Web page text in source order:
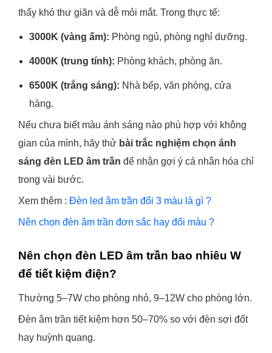
thấy khó thư giãn và dễ mỏi mắt. Trong thực tế:
3000K (vàng ấm): Phòng ngủ, phòng nghỉ dưỡng.
4000K (trung tính): Phòng khách, phòng ăn.
6500K (trắng sáng): Nhà bếp, văn phòng, cửa
hàng.
Nếu chưa biết màu ánh sáng nào phù hợp với không
gian của mình, hãy thử bài trắc nghiệm chọn ánh
sáng đèn LED âm trần để nhận gợi ý cá nhân hóa chỉ
trong vài bước.
Xem thêm : Đèn led âm trần đổi 3 màu là gì ?
Nên chọn đèn âm trần đơn sắc hay đổi màu ?
Nên chọn đèn LED âm trần bao nhiêu W
để tiết kiệm điện?
Thường 5–7W cho phòng nhỏ, 9–12W cho phòng lớn.
Đèn âm trần tiết kiệm hơn 50–70% so với đèn sợi đốt
hay huỳnh quang.